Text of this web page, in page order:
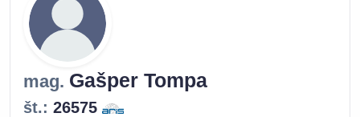
mag. Gašper Tompa
št.: 26575